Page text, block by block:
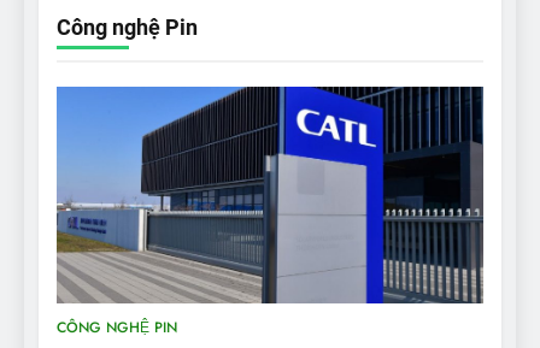
Bài kiểm tra của Mỹ về đối
thủ Tesla Model 3 của BYD:
‘Nó sang trọng hơn nhiều’
ĐÁNH GIÁ XE
9
BYD Seal 06 DM-i PHEV có
Công nghệ Pin
CÔNG NGHỆ PIN